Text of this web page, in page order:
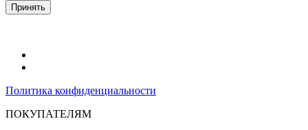
Принять
Политика конфиденциальности
ПОКУПАТЕЛЯМ